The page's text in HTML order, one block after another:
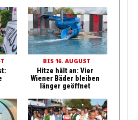
BIS 16. AUGUST
Hitze hält an: Vier
Wiener Bäder bleiben
länger geöffnet